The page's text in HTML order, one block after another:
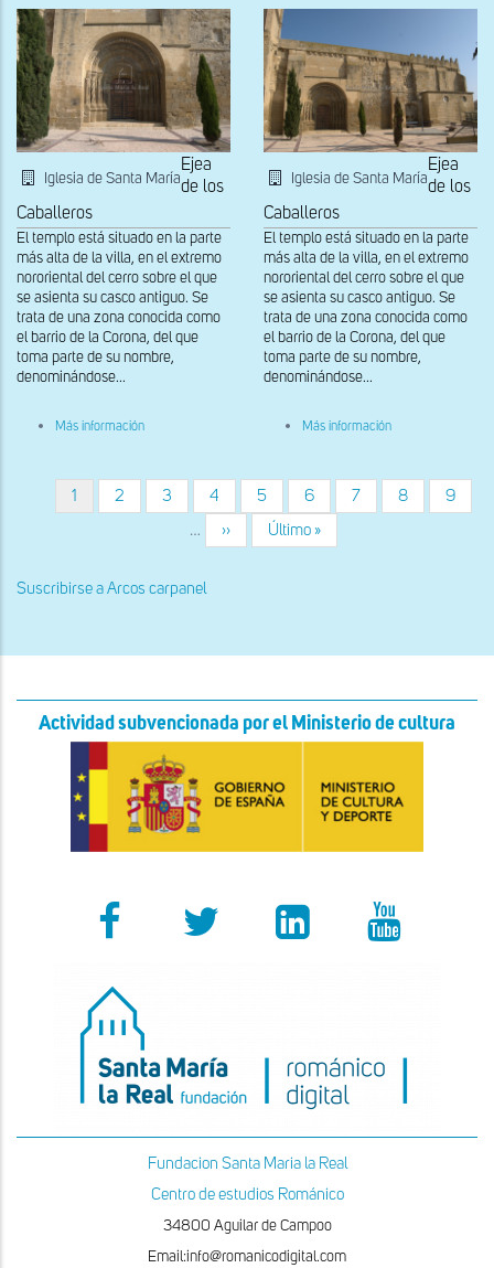
portada
sur
sur
Iglesia de Santa María
Ejea
de los
Caballeros
El templo está situado en la parte
más alta de la villa, en el extremo
nororiental del cerro sobre el que
se asienta su casco antiguo. Se
trata de una zona conocida como
el barrio de la Corona, del que
toma parte de su nombre,
denominándose...
Más información
Iglesia de Santa María
Ejea
de los
Caballeros
El templo está situado en la parte
más alta de la villa, en el extremo
nororiental del cerro sobre el que
se asienta su casco antiguo. Se
trata de una zona conocida como
el barrio de la Corona, del que
toma parte de su nombre,
denominándose...
Más información
sur
Paginación
Página
actual
1 Página
2 Página
3 Página
4 Página
5 Página
6 Página
7 Página
8 Página
9
…
Siguiente
página
››
Última
página
Último »
Suscribirse a Arcos carpanel
Actividad subvencionada por el Ministerio de cultura
Fundacion Santa Maria la Real
Centro de estudios Románico
34800 Aguilar de Campoo
Email:info@romanicodigital.com